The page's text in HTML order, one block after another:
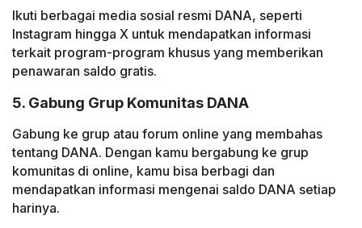
Ikuti berbagai media sosial resmi DANA, seperti
Instagram hingga X untuk mendapatkan informasi
terkait program-program khusus yang memberikan
penawaran saldo gratis.
5. Gabung Grup Komunitas DANA
Gabung ke grup atau forum online yang membahas
tentang DANA. Dengan kamu bergabung ke grup
komunitas di online, kamu bisa berbagi dan
mendapatkan informasi mengenai saldo DANA setiap
harinya.